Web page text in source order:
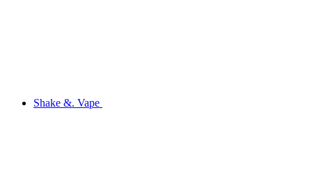
Shake &. Vape